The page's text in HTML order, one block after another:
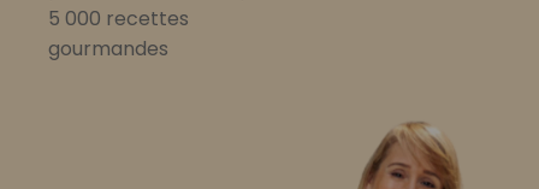
5 000 recettes
gourmandes